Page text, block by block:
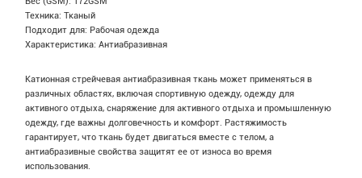
Техника: Тканый
Подходит для: Рабочая одежда
Характеристика: Антиабразивная
Катионная стрейчевая антиабразивная ткань может применяться в
различных областях, включая спортивную одежду, одежду для
активного отдыха, снаряжение для активного отдыха и промышленную
одежду, где важны долговечность и комфорт. Растяжимость
гарантирует, что ткань будет двигаться вместе с телом, а
антиабразивные свойства защитят ее от износа во время
использования.